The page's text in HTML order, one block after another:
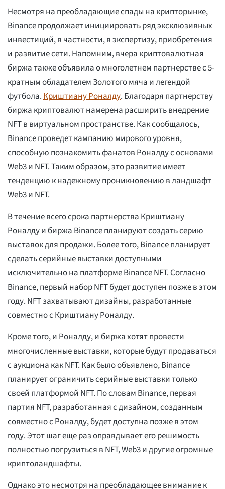
Несмотря на преобладающие спады на крипторынке,
Binance продолжает инициировать ряд эксклюзивных
инвестиций, в частности, в экспертизу, приобретения
и развитие сети. Напомним, вчера криптовалютная
биржа также объявила о многолетнем партнерстве с 5-
кратным обладателем Золотого мяча и легендой
футбола. Криштиану Роналду. Благодаря партнерству
биржа криптовалют намерена расширить внедрение
NFT в виртуальном пространстве. Как сообщалось,
Binance проведет кампанию мирового уровня,
способную познакомить фанатов Роналду с основами
Web3 и NFT. Таким образом, это развитие имеет
тенденцию к надежному проникновению в ландшафт
Web3 и NFT.
В течение всего срока партнерства Криштиану
Роналду и биржа Binance планируют создать серию
выставок для продажи. Более того, Binance планирует
сделать серийные выставки доступными
исключительно на платформе Binance NFT. Согласно
Binance, первый набор NFT будет доступен позже в этом
году. NFT захватывают дизайны, разработанные
совместно с Криштиану Роналду.
Кроме того, и Роналду, и биржа хотят провести
многочисленные выставки, которые будут продаваться
с аукциона как NFT. Как было объявлено, Binance
планирует ограничить серийные выставки только
своей платформой NFT. По словам Binance, первая
партия NFT, разработанная с дизайном, созданным
совместно с Роналду, будет доступна позже в этом
году. Этот шаг еще раз оправдывает его решимость
полностью погрузиться в NFT, Web3 и другие огромные
криптоландшафты.
Однако это несмотря на преобладающее внимание к